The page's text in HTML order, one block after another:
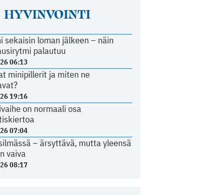
HYVINVOINTI
sekaisin loman jälkeen – näin
palautuu
06:13
minipillerit ja miten ne
19:16
on normaali osa
07:04
– ärsyttävä, mutta yleensä
vaiva
08:17